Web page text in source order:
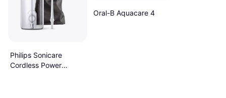
Philips Sonicare
Cordless Power
Oral-B Aquacare 4